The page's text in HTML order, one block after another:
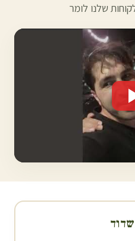
שלנו לומר